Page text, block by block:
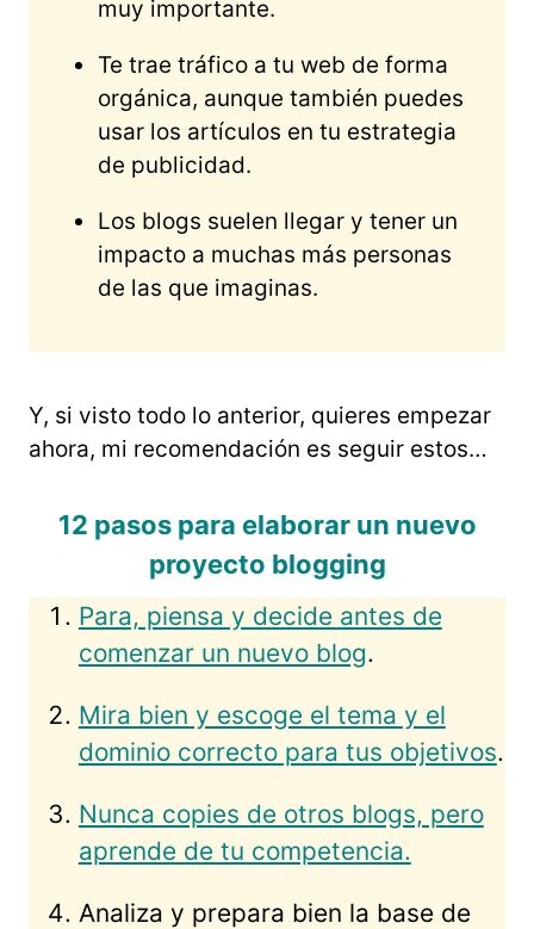
muy importante.
Te trae tráfico a tu web de forma
orgánica, aunque también puedes
usar los artículos en tu estrategia
de publicidad.
Los blogs suelen llegar y tener un
impacto a muchas más personas
de las que imaginas.
Y, si visto todo lo anterior, quieres empezar
ahora, mi recomendación es seguir estos…
12 pasos para elaborar un nuevo
proyecto blogging
Para, piensa y decide antes de
comenzar un nuevo blog.
Mira bien y escoge el tema y el
dominio correcto para tus objetivos.
Nunca copies de otros blogs, pero
aprende de tu competencia.
Analiza y prepara bien la base de